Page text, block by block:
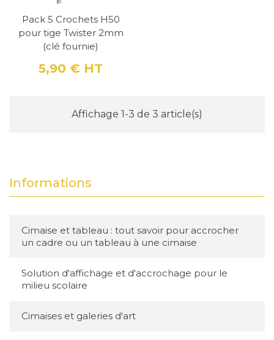
Informations
Cimaise et tableau : tout savoir pour accrocher
un cadre ou un tableau à une cimaise
Solution d'affichage et d'accrochage pour le
milieu scolaire
Cimaises et galeries d'art
noir et alu apporte également une touche
esthétique pour s'adapter à tous les styles
d'intérieurs.
Pack 5 Crochets H50
pour tige Twister 2mm
(clé fournie)
Prix
5,90 € HT
Affichage 1-3 de 3 article(s)